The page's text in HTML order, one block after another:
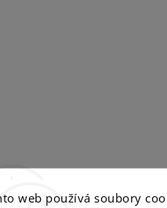
web používá soubory